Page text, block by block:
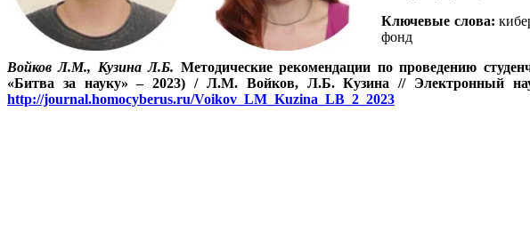
Ключевые слова:
фонд
Войков Л.М., Кузина Л.Б. Методические рекомендации по проведению
«Битва за науку»–2023) /Л.М. Войков, Л.Б. Кузина// Электронный
http://journal.homocyberus.ru/Voikov_LM_Kuzina_LB_2_2023